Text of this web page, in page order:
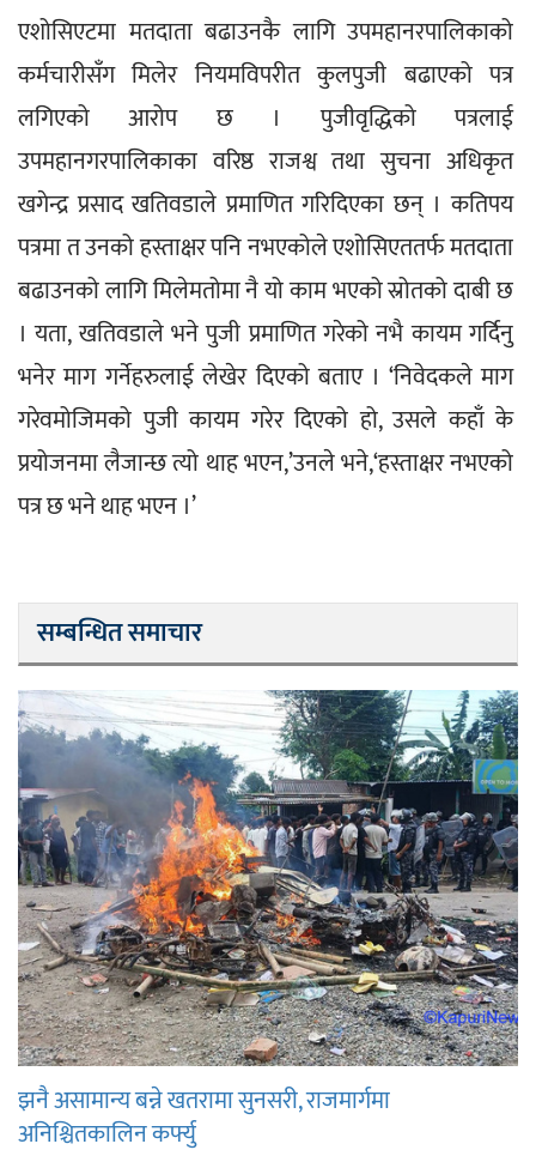
एशोसिएटमा मतदाता बढाउनकै लागि उपमहानरपालिकाको
कर्मचारीसँग मिलेर नियमविपरीत कुलपुजी बढाएको पत्र
लगिएको आरोप छ । पुजीवृद्धिको पत्रलाई
उपमहानगरपालिकाका वरिष्ठ राजश्व तथा सुचना अधिकृत
खगेन्द्र प्रसाद खतिवडाले प्रमाणित गरिदिएका छन् । कतिपय
पत्रमा त उनको हस्ताक्षर पनि नभएकोले एशोसिएततर्फ मतदाता
बढाउनको लागि मिलेमतोमा नै यो काम भएको स्रोतको दाबी छ
। यता, खतिवडाले भने पुजी प्रमाणित गरेको नभै कायम गर्दिनु
भनेर माग गर्नेहरुलाई लेखेर दिएको बताए । ‘निवेदकले माग
गरेवमोजिमको पुजी कायम गरेर दिएको हो, उसले कहाँ के
प्रयोजनमा लैजान्छ त्यो थाह भएन,’उनले भने,‘हस्ताक्षर नभएको
पत्र छ भने थाह भएन ।’
सम्बन्धित समाचार
झनै असामान्य बन्ने खतरामा सुनसरी, राजमार्गमा
अनिश्चितकालिन कर्फ्यु